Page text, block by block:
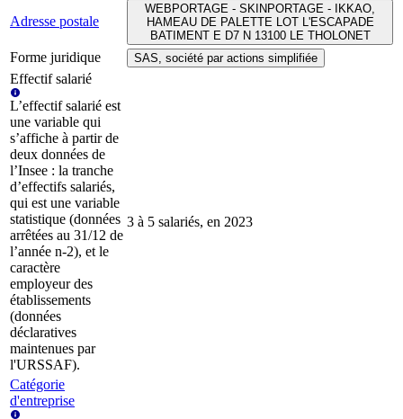
Adresse postale
WEBPORTAGE - SKINPORTAGE - IKKAO,
HAMEAU DE PALETTE LOT L'ESCAPADE
BATIMENT E D7 N 13100 LE THOLONET
Forme juridique SAS, société par actions simplifiée
Effectif salarié
L’effectif salarié est
une variable qui
s’affiche à partir de
deux données de
l’Insee : la tranche
d’effectifs salariés,
qui est une variable
statistique (données
arrêtées au 31/12 de
l’année n-2), et le
caractère
employeur des
établissements
(données
déclaratives
maintenues par
l'URSSAF).
3 à 5 salariés, en 2023
Catégorie
d'entreprise